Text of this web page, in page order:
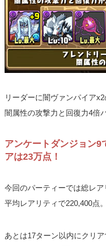
リーダーに闇ヴァンパイアx2
闇属性の攻撃力と回復力4倍
アンケートダンジョン9
アは23万点！
今回のパーティーでは総レア
平均レアリティで220,400点。
あとは17ターン以内にクリア